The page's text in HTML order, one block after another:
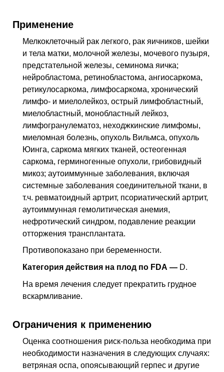
Применение
Мелкоклеточный рак легкого, рак яичников, шейки
и тела матки, молочной железы, мочевого пузыря,
предстательной железы, семинома яичка;
нейробластома, ретинобластома, ангиосаркома,
ретикулосаркома, лимфосаркома, хронический
лимфо- и миелолейкоз, острый лимфобластный,
миелобластный, монобластный лейкоз,
лимфогранулематоз, неходжкинские лимфомы,
миеломная болезнь, опухоль Вильмса, опухоль
Юинга, саркома мягких тканей, остеогенная
саркома, герминогенные опухоли, грибовидный
микоз; аутоиммунные заболевания, включая
системные заболевания соединительной ткани, в
т.ч. ревматоидный артрит, псориатический артрит,
аутоиммунная гемолитическая анемия,
нефротический синдром, подавление реакции
отторжения трансплантата.
Противопоказано при беременности.
Категория действия на плод по FDA — D.
На время лечения следует прекратить грудное
вскармливание.
Ограничения к применению
Оценка соотношения риск-польза необходима при
необходимости назначения в следующих случаях:
ветряная оспа, опоясывающий герпес и другие